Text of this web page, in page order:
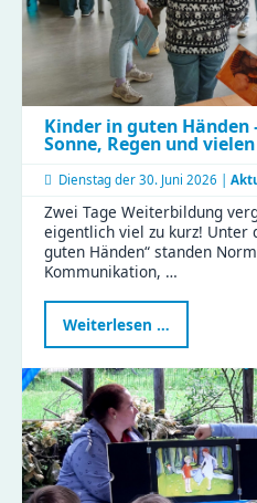
Kinder in guten
Sonne, Regen und
Dienstag der 30. Juni 2026 |
Zwei Tage Weiterbildung
eigentlich viel zu kurz! Unter
guten Händen“ standen
Kommunikation, …
Weiterlesen …
in
Händen
–
mit
Sonne,
Regen